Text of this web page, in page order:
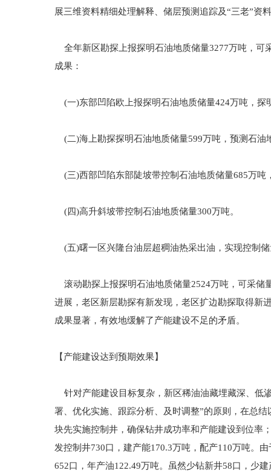
展三维资料精细处理解释、储层预测追踪及“三老”资
全年新区勘探上报探明石油地质储量3277万吨，可
成果：
(一)东部凹陷欧上报探明石油地质储量424万吨，探
(二)海上勘探探明石油地质储量599万吨，预测石油
(三)西部凹陷东部陡坡带控制石油地质储量685万吨
(四)高升斜坡带控制石油地质储量300万吨。
(五)曙一区兴隆台油层超稠油热采出油，实现控制
滚动勘探上报探明石油地质储量2524万吨，可采储
进展，老区新层勘探有新发现，老区扩边勘探取得新
成果显著，有效地缓解了产能建设不足的矛盾。
【产能建设达到预期效果】
针对产能建设目标复杂，新区稀油油藏埋藏深、低
署、优化实施、跟踪分析、及时调整”的原则，在总
块先实施控制井，确保钻井成功率和产能建设到位率
发控制井730口，建产能170.3万吨，配产110万吨。
652口，年产油122.49万吨。虽然少钻新井58口，少